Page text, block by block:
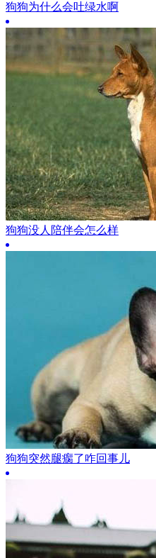
狗狗为什么会吐绿水啊
狗狗没人陪伴会怎么样
狗狗突然腿瘸了咋回事儿